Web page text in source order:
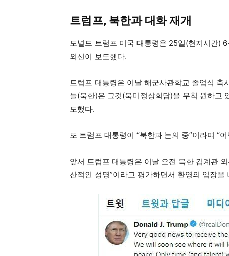
트럼프, 북한과 대화 재개
도널드 트럼프 미국 대통령은 25일(현지시간)
외신이 보도했다.
트럼프 대통령은 이날 해군사관학교 졸업식 축
들(북한)은 그것(북미정상회담)을 무척 원하고
도했다.
또 트럼프 대통령이 “북한과 논의 중”이라며 “
앞서 트럼프 대통령은 이날 오전 북한 김계관
산적인 성명”이라고 평가하면서 환영의 입장을